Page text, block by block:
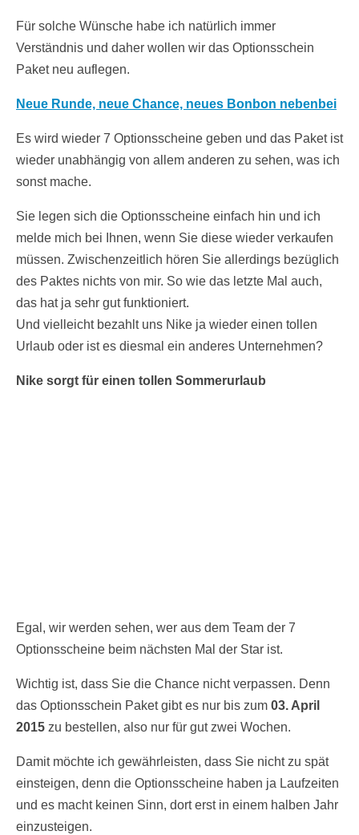
Für solche Wünsche habe ich natürlich immer
Verständnis und daher wollen wir das Optionsschein
Paket neu auflegen.
Neue Runde, neue Chance, neues Bonbon nebenbei
Es wird wieder 7 Optionsscheine geben und das Paket ist
wieder unabhängig von allem anderen zu sehen, was ich
sonst mache.
Sie legen sich die Optionsscheine einfach hin und ich
melde mich bei Ihnen, wenn Sie diese wieder verkaufen
müssen. Zwischenzeitlich hören Sie allerdings bezüglich
des Paktes nichts von mir. So wie das letzte Mal auch,
das hat ja sehr gut funktioniert.
Und vielleicht bezahlt uns Nike ja wieder einen tollen
Urlaub oder ist es diesmal ein anderes Unternehmen?
Nike sorgt für einen tollen Sommerurlaub
Egal, wir werden sehen, wer aus dem Team der 7
Optionsscheine beim nächsten Mal der Star ist.
Wichtig ist, dass Sie die Chance nicht verpassen. Denn
das Optionsschein Paket gibt es nur bis zum 03. April
2015 zu bestellen, also nur für gut zwei Wochen.
Damit möchte ich gewährleisten, dass Sie nicht zu spät
einsteigen, denn die Optionsscheine haben ja Laufzeiten
und es macht keinen Sinn, dort erst in einem halben Jahr
einzusteigen.